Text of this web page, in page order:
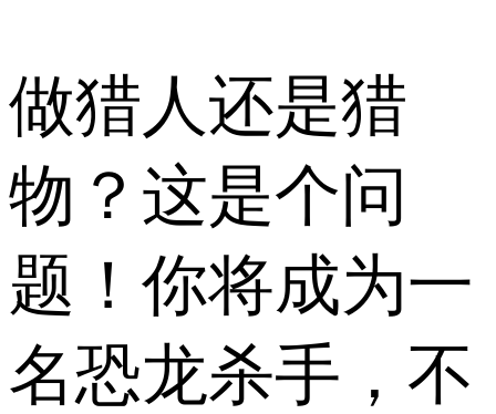
做猎人还是猎
物？这是个问
题！你将成为一
名恐龙杀手，不